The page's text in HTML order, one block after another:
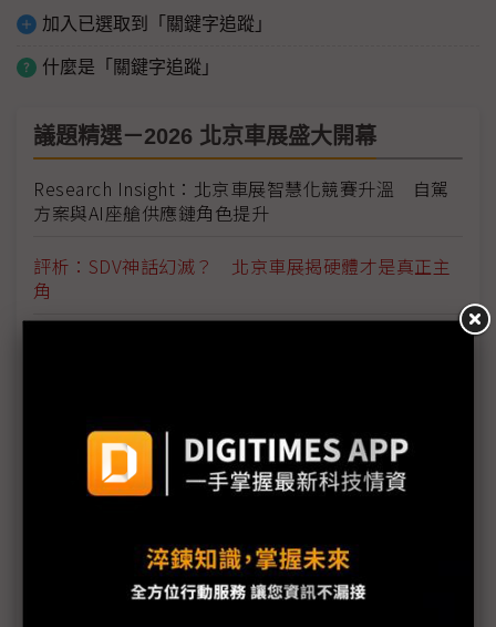
加入已選取到「關鍵字追蹤」
什麼是「關鍵字追蹤」
議題精選－2026 北京車展盛大開幕
Research Insight：北京車展智慧化競賽升溫 自駕
方案與AI座艙供應鏈角色提升
評析：SDV神話幻滅？ 北京車展揭硬體才是真正主
角
美系政策擾動、中系產能過剩 全球車市結構性風險
比亞迪、吉利搶食電動車出口紅利 上汽通用五菱為
日產汽車寄望「中國速度」挽救業績 擬以中國為基